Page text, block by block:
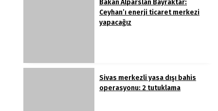
Bakan Alparslan Bayraktar:
Ceyhan’ı enerji ticaret merkezi
yapacağız
Sivas merkezli yasa dışı bahis
operasyonu: 2 tutuklama